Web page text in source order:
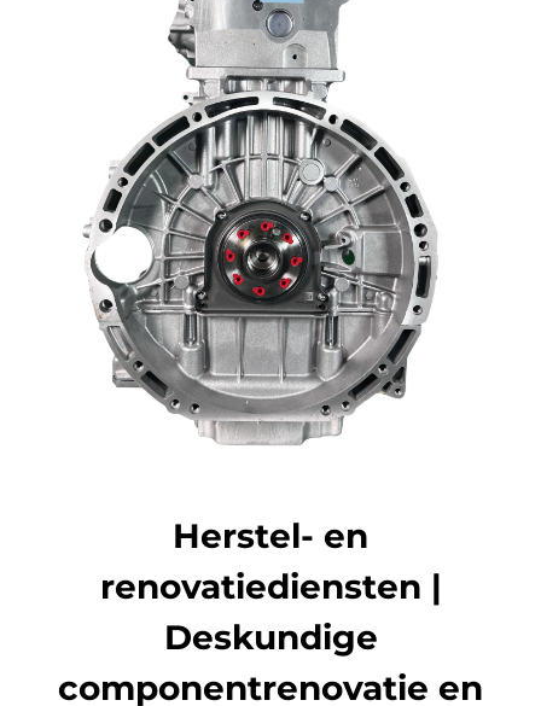
Herstel- en
renovatiediensten |
Deskundige
componentrenovatie en